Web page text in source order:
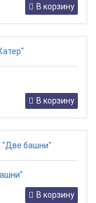
В корзину
В корзину
В корзину